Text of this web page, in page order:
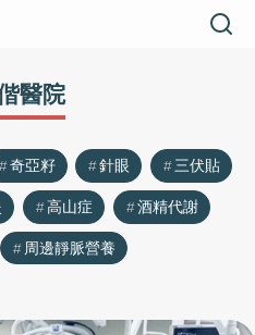
醫院
奇亞籽 針眼
三伏貼
高山症
酒精代謝
周邊靜脈營養